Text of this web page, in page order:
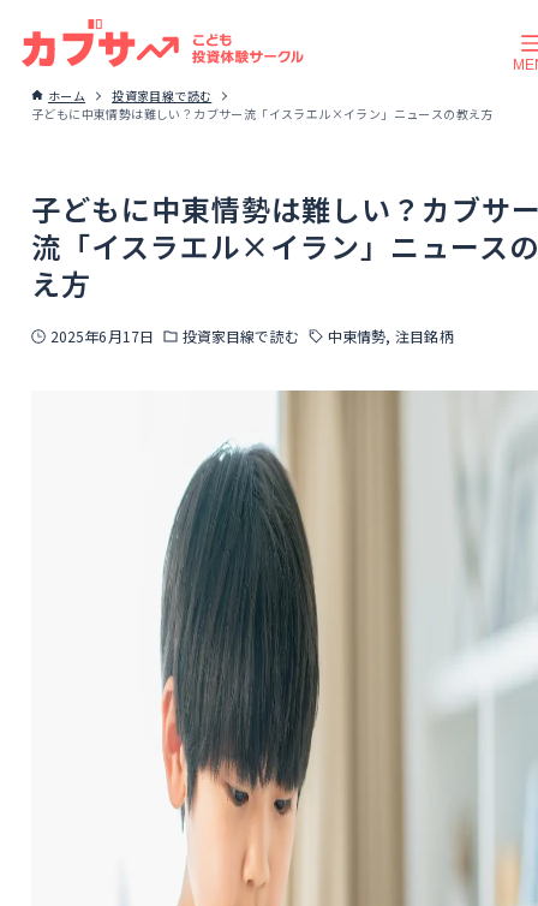
ホーム
投資家目線で読む
子どもに中東情勢は難しい？カブサー流「イスラエル×イラン」ニュースの教え方
子どもに中東情勢は難しい？カブサ
流「イスラエル×イラン」ニュース
え方
2025年6月17日 投資家目線で読む 中東情勢 注目銘柄